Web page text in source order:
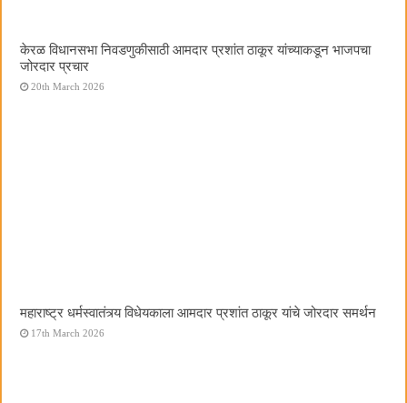
केरळ विधानसभा निवडणुकीसाठी आमदार प्रशांत ठाकूर यांच्याकडून भाजपचा
जोरदार प्रचार
20th March 2026
महाराष्ट्र धर्मस्वातंत्र्य विधेयकाला आमदार प्रशांत ठाकूर यांचे जोरदार समर्थन
17th March 2026